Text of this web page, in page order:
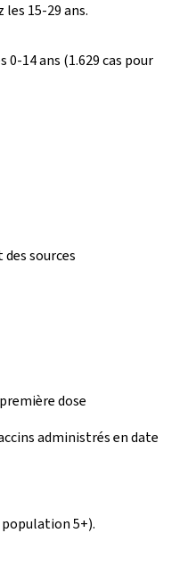
15-29 ans.
14 ans (1.629 cas pour
sources
dose
administrés en date
5+).